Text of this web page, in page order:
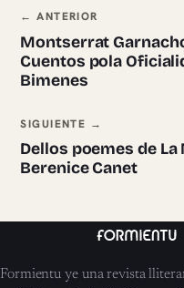
Navegación
← ANTERIOR
Montserrat
Cuentos pola
Bimenes
SIGUIENTE →
Dellos poemes de La
Berenice Canet
Formientu ye una revista